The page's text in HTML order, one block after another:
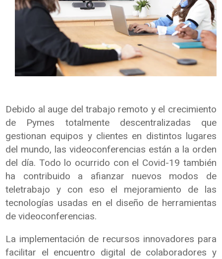
Debido al auge del trabajo remoto y el crecimiento
de Pymes totalmente descentralizadas que
gestionan equipos y clientes en distintos lugares
del mundo, las videoconferencias están a la orden
del día. Todo lo ocurrido con el Covid-19 también
ha contribuido a afianzar nuevos modos de
teletrabajo y con eso el mejoramiento de las
tecnologías usadas en el diseño de herramientas
de videoconferencias.
La implementación de recursos innovadores para
facilitar el encuentro digital de colaboradores y